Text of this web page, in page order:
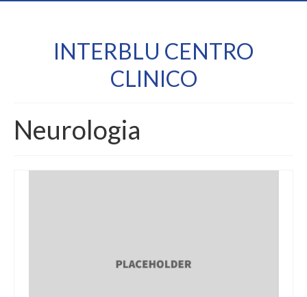
INTERBLU CENTRO
CLINICO
Neurologia